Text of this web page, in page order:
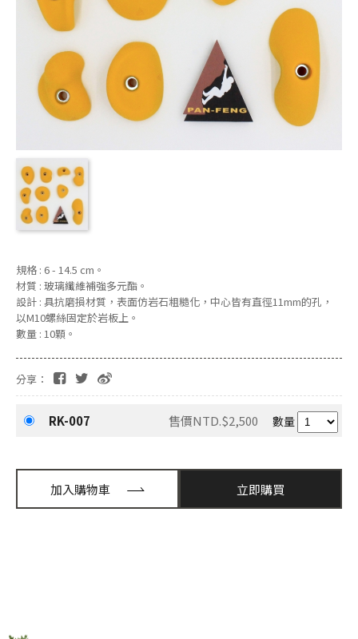
規格 : 6 - 14.5 cm。
材質 : 玻璃纖維補強多元酯。
設計 : 具抗磨損材質，表面仿岩石粗糙化，中心皆有直徑11mm的孔，
以M10螺絲固定於岩板上。
數量 : 10顆。
分享：
RK-007 售價NTD.$2,500 數量
加入購物車 立即購買